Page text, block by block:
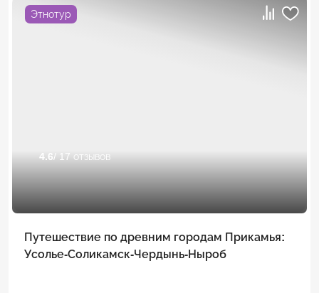
Этнотур
4.6/ 17 отзывов
Путешествие по древним городам Прикамья:
Усолье-Соликамск-Чердынь-Ныроб